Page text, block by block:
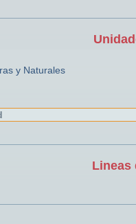
y Naturales
Lineas